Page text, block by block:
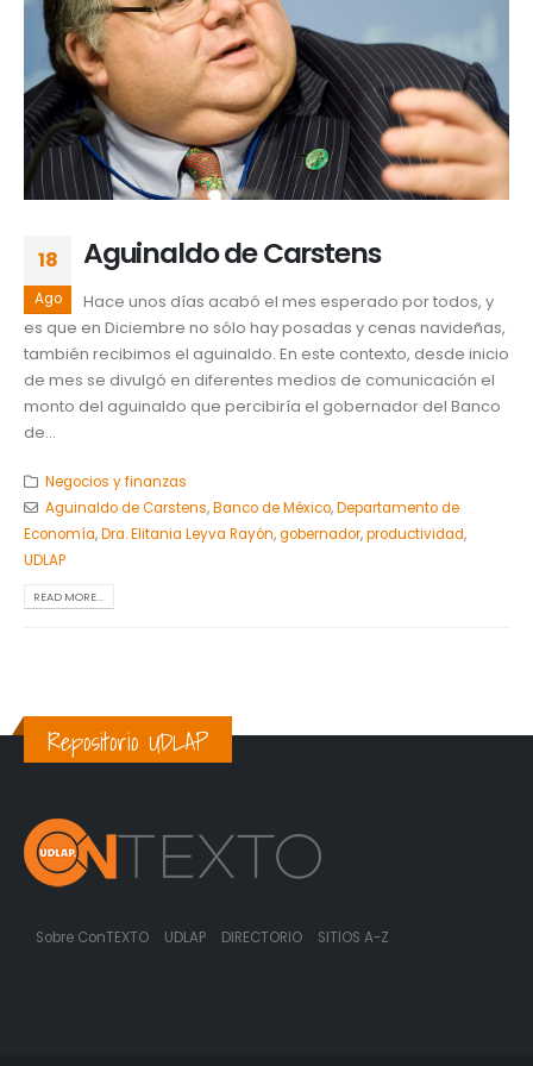
18
Ago
Aguinaldo de Carstens
Hace unos días acabó el mes esperado por todos, y
es que en Diciembre no sólo hay posadas y cenas navideñas,
también recibimos el aguinaldo. En este contexto, desde inicio
de mes se divulgó en diferentes medios de comunicación el
monto del aguinaldo que percibiría el gobernador del Banco
de...
Negocios y finanzas
Aguinaldo de Carstens,Banco de México,Departamento de
Economía,Dra. Elitania Leyva Rayón,gobernador,productividad,
UDLAP
READ MORE...
Repositorio UDLAP
Sobre ConTEXTO UDLAP DIRECTORIO SITIOS A-Z